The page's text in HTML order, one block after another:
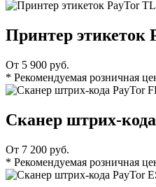
Принтер этикеток
От 5 900 руб.
* Рекомендуемая розничная
Сканер штрих-
От 7 200 руб.
* Рекомендуемая розничная